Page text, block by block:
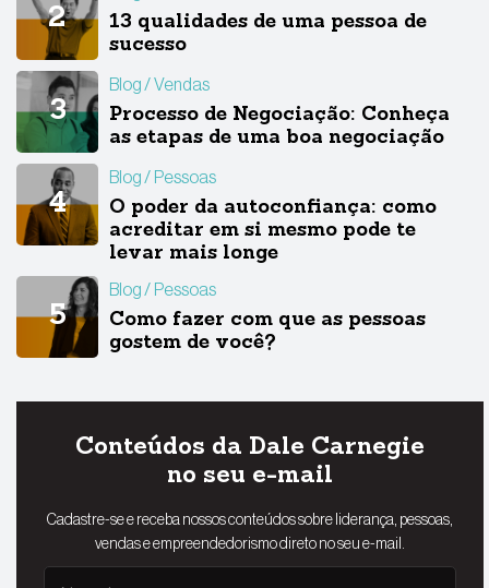
13 qualidades de uma pessoa de
sucesso
Blog Vendas
Processo de Negociação: Conheça
as etapas de uma boa negociação
Blog Pessoas
O poder da autoconfiança: como
acreditar em si mesmo pode te
levar mais longe
Blog Pessoas
Como fazer com que as pessoas
gostem de você?
Conteúdos da Dale Carnegie
no seu e-mail
Cadastre-se e receba nossos conteúdos sobre liderança, pessoas,
vendas e empreendedorismo direto no seu e-mail.